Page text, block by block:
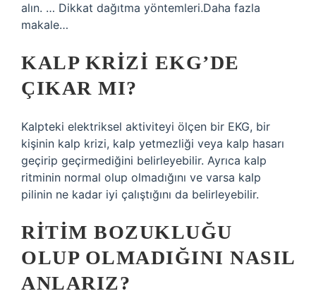
alın. … Dikkat dağıtma yöntemleri.Daha fazla
makale…
KALP KRIZI EKG’DE
ÇIKAR MI?
Kalpteki elektriksel aktiviteyi ölçen bir EKG, bir
kişinin kalp krizi, kalp yetmezliği veya kalp hasarı
geçirip geçirmediğini belirleyebilir. Ayrıca kalp
ritminin normal olup olmadığını ve varsa kalp
pilinin ne kadar iyi çalıştığını da belirleyebilir.
RITIM BOZUKLUĞU
OLUP OLMADIĞINI NASIL
ANLARIZ?